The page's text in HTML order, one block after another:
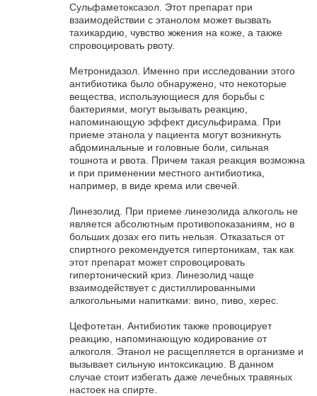
Сульфаметоксазол. Этот препарат при
взаимодействии с этанолом может вызвать
тахикардию, чувство жжения на коже, а также
спровоцировать рвоту.
Метронидазол. Именно при исследовании этого
антибиотика было обнаружено, что некоторые
вещества, использующиеся для борьбы с
бактериями, могут вызывать реакцию,
напоминающую эффект дисульфирама. При
приеме этанола у пациента могут возникнуть
абдоминальные и головные боли, сильная
тошнота и рвота. Причем такая реакция возможна
и при применении местного антибиотика,
например, в виде крема или свечей.
Линезолид. При приеме линезолида алкоголь не
является абсолютным противопоказаниям, но в
больших дозах его пить нельзя. Отказаться от
спиртного рекомендуется гипертоникам, так как
этот препарат может спровоцировать
гипертонический криз. Линезолид чаще
взаимодействует с дистиллированными
алкогольными напитками: вино, пиво, херес.
Цефотетан. Антибиотик также провоцирует
реакцию, напоминающую кодирование от
алкоголя. Этанол не расщепляется в организме и
вызывает сильную интоксикацию. В данном
случае стоит избегать даже лечебных травяных
настоек на спирте.